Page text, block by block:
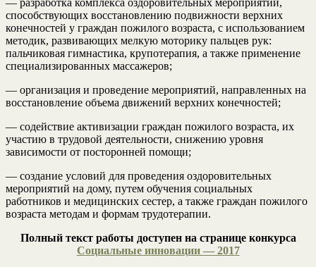
способствующих восстановлению подвижности верхних
конечностей у граждан пожилого возраста, с использованием
методик, развивающих мелкую моторику пальцев рук:
пальчиковая гимнастика, крупотерапия, а также применение
специализированных массажеров;
— организация и проведение мероприятий, направленных на
восстановление объема движений верхних конечностей;
— содействие активизации граждан пожилого возраста, их
участию в трудовой деятельности, снижению уровня
зависимости от посторонней помощи;
— создание условий для проведения оздоровительных
мероприятий на дому, путем обучения социальных
работников и медицинских сестер, а также граждан пожилого
возраста методам и формам трудотерапии.
Полный текст работы доступен на странице конкурса
Социальные инновации — 2017